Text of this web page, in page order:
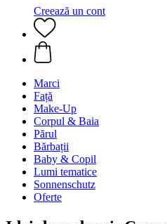
Creează un cont
Marci
Față
Make-Up
Corpul & Baia
Părul
Bărbații
Baby & Copil
Lumi tematice
Sonnenschutz
Oferte